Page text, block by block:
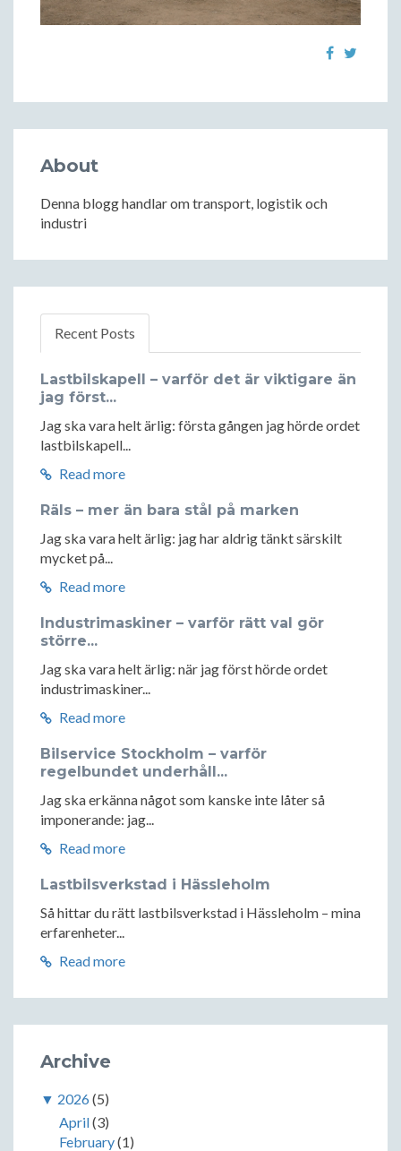
About
Denna blogg handlar om transport, logistik och
industri
Recent Posts
Lastbilskapell – varför det är viktigare än
jag först...
Jag ska vara helt ärlig: första gången jag hörde ordet
lastbilskapell...
Read more
Räls – mer än bara stål på marken
Jag ska vara helt ärlig: jag har aldrig tänkt särskilt
mycket på...
Read more
Industrimaskiner – varför rätt val gör
större...
Jag ska vara helt ärlig: när jag först hörde ordet
industrimaskiner...
Read more
Bilservice Stockholm – varför
regelbundet underhåll...
Jag ska erkänna något som kanske inte låter så
imponerande: jag...
Read more
Lastbilsverkstad i Hässleholm
Så hittar du rätt lastbilsverkstad i Hässleholm – mina
erfarenheter...
Read more
Archive
▼ 2026(5)
April(3)
February(1)